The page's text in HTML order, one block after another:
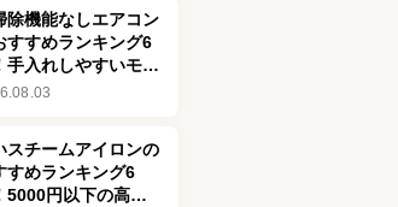
除機能なしエアコン
すすめランキング6
手入れしやすいモデ
紹介
スチームアイロンの
すめランキング6
5000円以下の高コ